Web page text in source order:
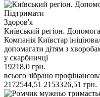
Підтримати
Здоров'я
Київський регіон.
Компанія Київстар
допомагати дітям з
у скарбничці
19218,0 грн.
всього зібрано
2172544,51 2153326,51 грн.